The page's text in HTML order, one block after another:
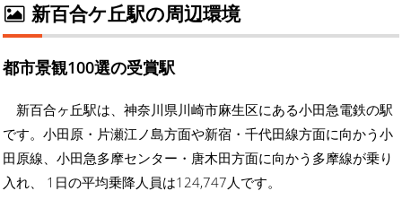
新百合ケ丘駅の周辺環境
都市景観100選の受賞駅
新百合ヶ丘駅は、神奈川県川崎市麻生区にある小田急電鉄の駅
です。小田原・片瀬江ノ島方面や新宿・千代田線方面に向かう小
田原線、小田急多摩センター・唐木田方面に向かう多摩線が乗り
入れ、 1日の平均乗降人員は124,747人です。